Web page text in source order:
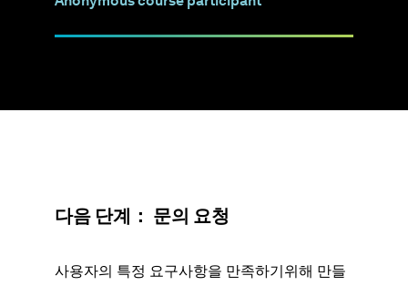
다음 단계： 문의 요청
사용자의 특정 요구사항을 만족하기위해 만들